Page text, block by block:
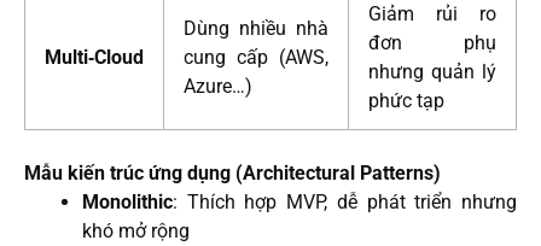
Multi‑Cloud
Dùng nhiều nhà
cung cấp (AWS,
Azure…)
Giảm rủi ro
đơn phụ
nhưng quản lý
phức tạp
Mẫu kiến trúc ứng dụng (Architectural Patterns)
Monolithic: Thích hợp MVP, dễ phát triển nhưng
khó mở rộng